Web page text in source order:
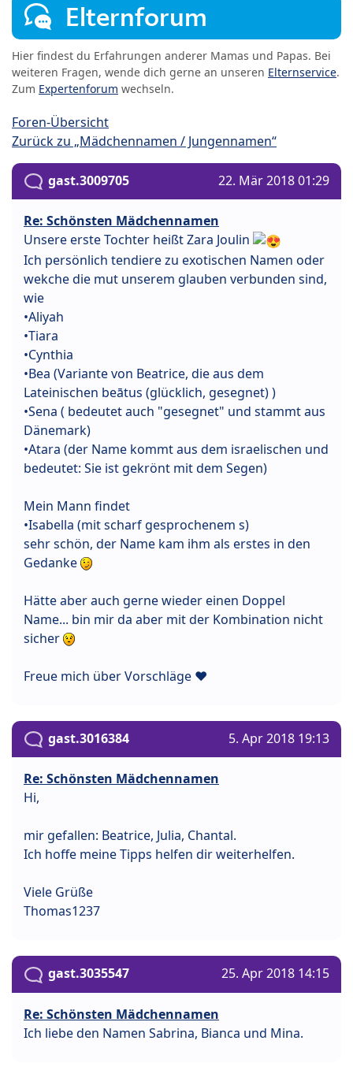
Elternforum
Hier findest du Erfahrungen anderer Mamas und Papas. Bei
weiteren Fragen, wende dich gerne an unseren Elternservice.
Zum Expertenforum wechseln.
Foren-Übersicht
Zurück zu „Mädchennamen / Jungennamen“
gast.3009705 22. Mär 2018 01:29
Re: Schönsten Mädchennamen
Unsere erste Tochter heißt Zara Joulin
Ich persönlich tendiere zu exotischen Namen oder
wekche die mut unserem glauben verbunden sind,
wie
•Aliyah
•Tiara
•Cynthia
•Bea (Variante von Beatrice, die aus dem
Lateinischen beātus (glücklich, gesegnet) )
•Sena ( bedeutet auch "gesegnet" und stammt aus
Dänemark)
•Atara (der Name kommt aus dem israelischen und
bedeutet: Sie ist gekrönt mit dem Segen)
Mein Mann findet
•Isabella (mit scharf gesprochenem s)
sehr schön, der Name kam ihm als erstes in den
Gedanke
Hätte aber auch gerne wieder einen Doppel
Name... bin mir da aber mit der Kombination nicht
sicher
Freue mich über Vorschläge ❤
gast.3016384 5. Apr 2018 19:13
Re: Schönsten Mädchennamen
Hi,
mir gefallen: Beatrice, Julia, Chantal.
Ich hoffe meine Tipps helfen dir weiterhelfen.
Viele Grüße
Thomas1237
gast.3035547 25. Apr 2018 14:15
Re: Schönsten Mädchennamen
Ich liebe den Namen Sabrina, Bianca und Mina.